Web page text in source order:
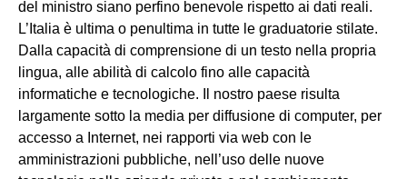
del ministro siano perfino benevole rispetto ai dati reali.
L’Italia è ultima o penultima in tutte le graduatorie stilate.
Dalla capacità di comprensione di un testo nella propria
lingua, alle abilità di calcolo fino alle capacità
informatiche e tecnologiche. Il nostro paese risulta
largamente sotto la media per diffusione di computer, per
accesso a Internet, nei rapporti via web con le
amministrazioni pubbliche, nell’uso delle nuove